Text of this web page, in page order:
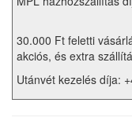
30.000 Ft feletti
akciós, és extra
Utánvét kezelés díja: